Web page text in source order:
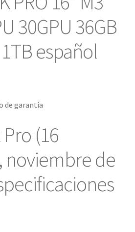
30GPU 36GB
1TB español
de garantía
(16
noviembre de